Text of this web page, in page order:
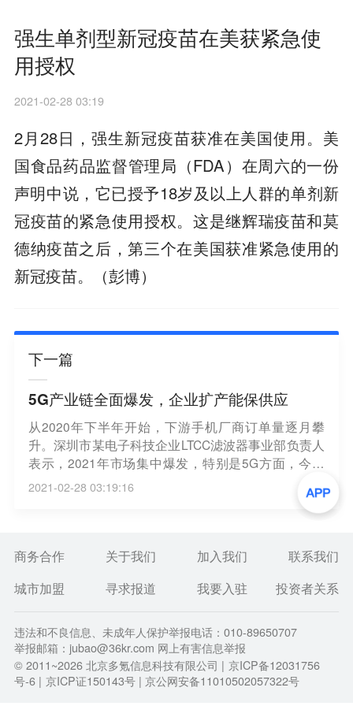
强生单剂型新冠疫苗在美获紧急使
用授权
2021-02-28 03:19
2月28日，强生新冠疫苗获准在美国使用。美
国食品药品监督管理局（FDA）在周六的一份
声明中说，它已授予18岁及以上人群的单剂新
冠疫苗的紧急使用授权。这是继辉瑞疫苗和莫
德纳疫苗之后，第三个在美国获准紧急使用的
新冠疫苗。（彭博）
下一篇
5G产业链全面爆发，企业扩产能保供应
从2020年下半年开始，下游手机厂商订单量逐月攀
升。深圳市某电子科技企业LTCC滤波器事业部负责人
表示，2021年市场集中爆发，特别是5G方面，今年
的库存相比于2020年会下降40%左右，是近三年来最
2021-02-28 03:19:16
商务合作 关于我们 加入我们
联系我们
城市加盟
寻求报道 我要入驻 投资者关系
违法和不良信息、未成年人保护举报电话：010-89650707
举报邮箱：jubao@36kr.com 网上有害信息举报
© 2011~2026北京多氪信息科技有限公司 | 京ICP备12031756
号-6 | 京ICP证150143号 | 京公网安备11010502057322号